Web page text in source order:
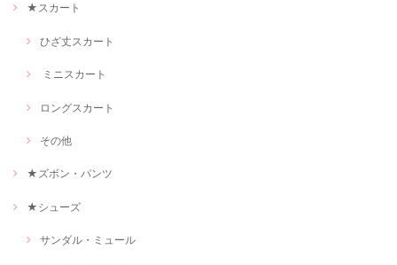
★スカート
ひざ丈スカート
ミニスカート
ロングスカート
その他
★ズボン・パンツ
★シューズ
サンダル・ミュール